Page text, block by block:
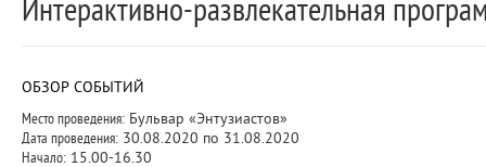
Интерактивно-развлекательная
ОБЗОР СОБЫТИЙ
Место проведения: Бульвар «Энтузиастов»
Дата проведения: 30.08.2020 по 31.08.2020
Начало: 15.00-16.30